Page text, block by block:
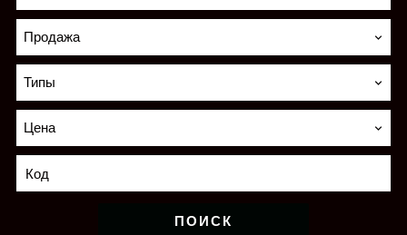
Продажа
Типы
Цена
ПОИСК